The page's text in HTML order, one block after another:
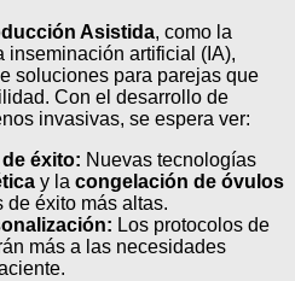
Asistida, como la
inseminación artificial (IA),
soluciones para parejas que
Con el desarrollo de
invasivas, se espera ver:
éxito: Nuevas tecnologías
y la congelación de óvulos
de éxito más altas.
Los protocolos de
más a las necesidades